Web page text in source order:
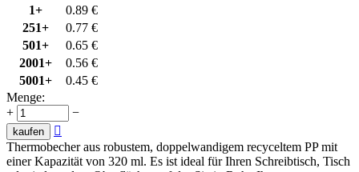
1+
0.89 €
251+
0.77 €
501+
0.65 €
2001+
0.56 €
5001+
0.45 €
Menge:
+
−
kaufen

Thermobecher aus robustem, doppelwandigem recyceltem PP mit
einer Kapazität von 320 ml. Es ist ideal für Ihren Schreibtisch, Tisch